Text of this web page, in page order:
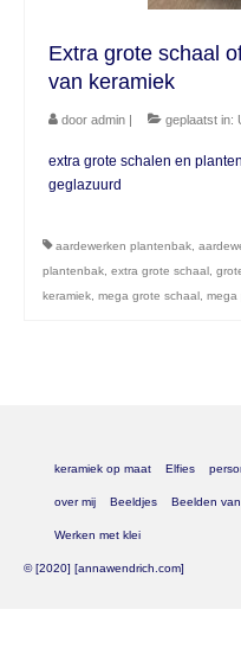
Extra grote schaal
van keramiek
door admin | geplaatst in:
extra grote schalen en
geglazuurd
aardewerken plantenbak
plantenbak extra grote schaal
keramiek mega grote schaal mega
keramiek op maat Elfies
over mij Beeldjes Beelden
Werken met klei
© [2020] [annawendrich.com]